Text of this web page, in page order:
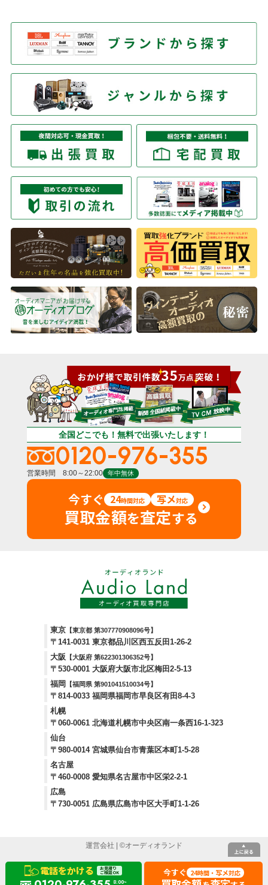
電話をかける お見積り
ご相談OK
8:00~
今すぐ 24時間・ 写メ対応
全国どこでも！無料で出張いたします！
0120-976-355
営業時間 8:00～22:00 年中無休
今すぐ 24時間対応 写メ対応
買取金額を査定する
東京 【東京都 第307770908096号】
〒141-0031 東京都品川区西五反田1-26-2
大阪
【大阪府 第622301306352号】
〒530-0001 大阪府大阪市北区梅田2-5-13
福岡
【福岡県 第901041510034号】
〒814-0033 福岡県福岡市早良区有田8-4-3
札幌
〒060-0061 北海道札幌市中央区南一条西16-1-323
仙台
〒980-0014 宮城県仙台市青葉区本町1-5-28
名古屋
〒460-0008 愛知県名古屋市中区栄2-2-1
広島
〒730-0051 広島県広島市中区大手町1-1-26
運営会社 | ©オーディオランド